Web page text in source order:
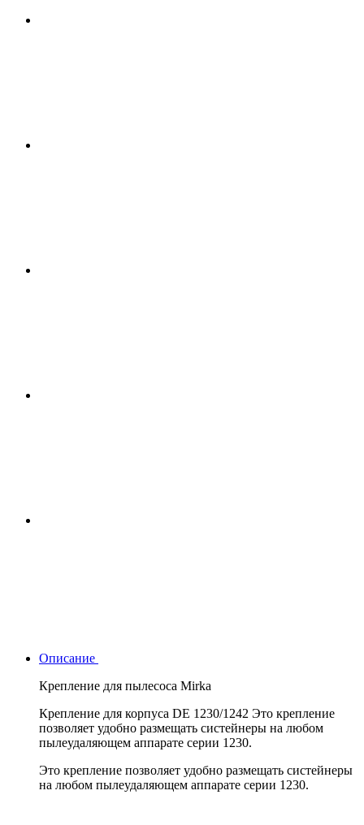
Описание
Крепление для пылесоса Mirka
Крепление для корпуса DE 1230/1242 Это крепление
позволяет удобно размещать систейнеры на любом
пылеудаляющем аппарате серии 1230.
Это крепление позволяет удобно размещать систейнеры
на любом пылеудаляющем аппарате серии 1230.